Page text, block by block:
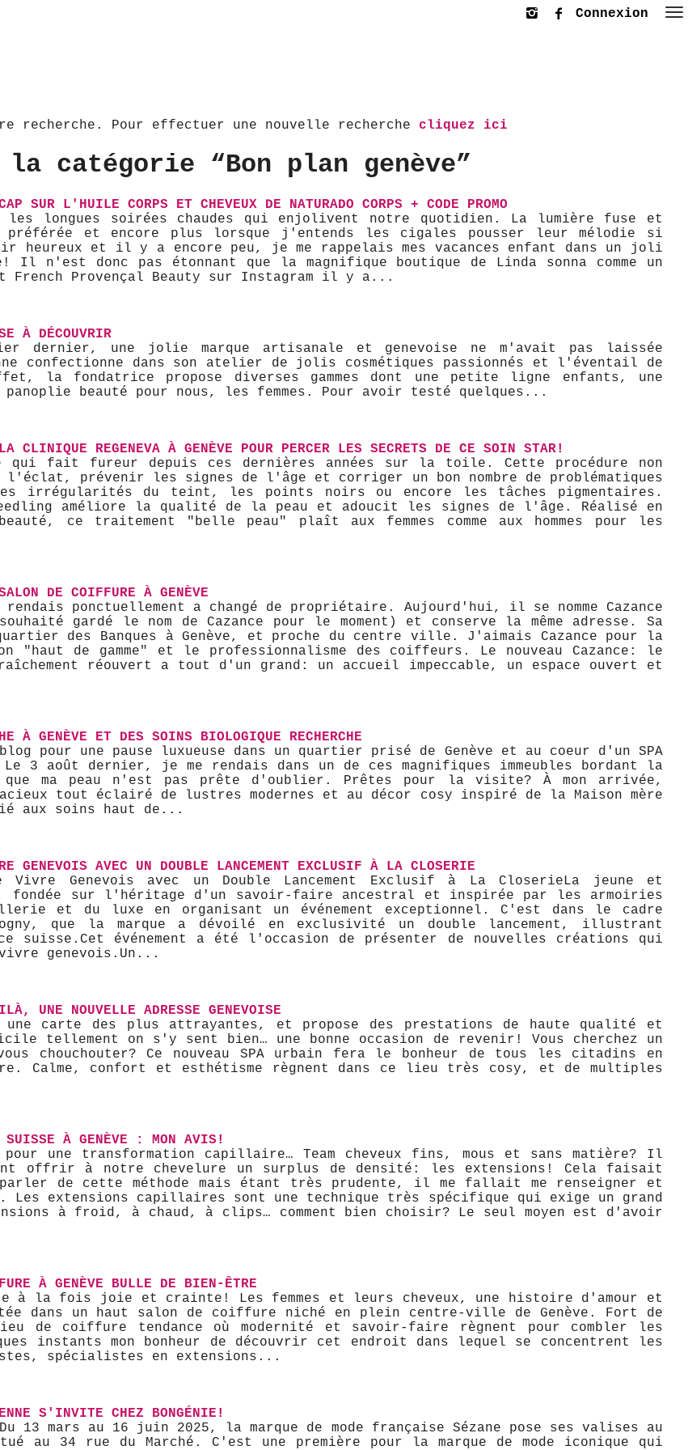
Connexion
recherche. Pour effectuer une nouvelle recherche cliquez ici
catégorie “Bon plan genève”
SUR L'HUILE CORPS ET CHEVEUX DE NATURADO CORPS + CODE PROMO
longues soirées chaudes qui enjolivent notre quotidien. La lumière fuse et
et encore plus lorsque j'entends les cigales pousser leur mélodie si
heureux et il y a encore peu, je me rappelais mes vacances enfant dans un joli
donc pas étonnant que la magnifique boutique de Linda sonna comme un
French Provençal Beauty sur Instagram il y a...
À DÉCOUVRIR
dernier, une jolie marque artisanale et genevoise ne m'avait pas laissée
confectionne dans son atelier de jolis cosmétiques passionnés et l'éventail de
la fondatrice propose diverses gammes dont une petite ligne enfants, une
beauté pour nous, les femmes. Pour avoir testé quelques...
CLINIQUE REGENEVA À GENÈVE POUR PERCER LES SECRETS DE CE SOIN STAR!
qui fait fureur depuis ces dernières années sur la toile. Cette procédure non
l'éclat, prévenir les signes de l'âge et corriger un bon nombre de problématiques
irrégularités du teint, les points noirs ou encore les tâches pigmentaires.
améliore la qualité de la peau et adoucit les signes de l'âge. Réalisé en
ce traitement "belle peau" plaît aux femmes comme aux hommes pour les
DE COIFFURE À GENÈVE
ponctuellement a changé de propriétaire. Aujourd'hui, il se nomme Cazance
gardé le nom de Cazance pour le moment) et conserve la même adresse. Sa
des Banques à Genève, et proche du centre ville. J'aimais Cazance pour la
de gamme" et le professionnalisme des coiffeurs. Le nouveau Cazance: le
réouvert a tout d'un grand: un accueil impeccable, un espace ouvert et
À GENÈVE ET DES SOINS BIOLOGIQUE RECHERCHE
pour une pause luxueuse dans un quartier prisé de Genève et au coeur d'un SPA
3 août dernier, je me rendais dans un de ces magnifiques immeubles bordant la
que ma peau n'est pas prête d'oublier. Prêtes pour la visite? À mon arrivée,
tout éclairé de lustres modernes et au décor cosy inspiré de la Maison mère
aux soins haut de...
GENEVOIS AVEC UN DOUBLE LANCEMENT EXCLUSIF À LA CLOSERIE
Genevois avec un Double Lancement Exclusif à La Closerie ​La jeune et
fondée sur l'héritage d'un savoir-faire ancestral et inspirée par les armoiries
et du luxe en organisant un événement exceptionnel. C'est dans le cadre
que la marque a dévoilé en exclusivité un double lancement, illustrant
suisse. ​Cet événement a été l'occasion de présenter de nouvelles créations qui
genevois. ​Un...
UNE NOUVELLE ADRESSE GENEVOISE
carte des plus attrayantes, et propose des prestations de haute qualité et
on s'y sent bien… une bonne occasion de revenir! Vous cherchez un
chouchouter? Ce nouveau SPA urbain fera le bonheur de tous les citadins en
Calme, confort et esthétisme règnent dans ce lieu très cosy, et de multiples
SUISSE À GENÈVE : MON AVIS!
une transformation capillaire… Team cheveux fins, mous et sans matière? Il
offrir à notre chevelure un surplus de densité: les extensions! Cela faisait
de cette méthode mais étant très prudente, il me fallait me renseigner et
Les extensions capillaires sont une technique très spécifique qui exige un grand
à froid, à chaud, à clips… comment bien choisir? Le seul moyen est d'avoir
À GENÈVE BULLE DE BIEN-ÊTRE
à la fois joie et crainte! Les femmes et leurs cheveux, une histoire d'amour et
dans un haut salon de coiffure niché en plein centre-ville de Genève. Fort de
de coiffure tendance où modernité et savoir-faire règnent pour combler les
instants mon bonheur de découvrir cet endroit dans lequel se concentrent les
spécialistes en extensions...
S'INVITE CHEZ BONGÉNIE!
mars au 16 juin 2025, la marque de mode française Sézane pose ses valises au
au 34 rue du Marché. C'est une première pour la marque de mode iconique qui